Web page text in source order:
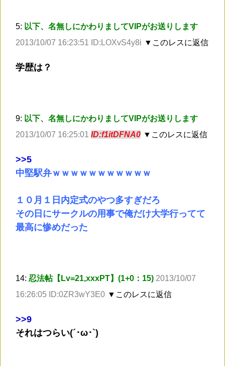
5: 以下、名無しにかわりましてVIPがお送りします
2013/10/07 16:23:51 ID:LOXvS4y8i ▼このレスに返信
学歴は？
9: 以下、名無しにかわりましてVIPがお送りします
2013/10/07 16:25:01 ID:f1itDFNA0 ▼このレスに返信
>>5
中堅駅弁ｗｗｗｗｗｗｗｗｗｗｗ
１０月１日内定式のやつ多すぎだろ
その日にサークルの用事で俺だけ大学行ってて
最高に惨めだった
14: 忍法帖【Lv=21,xxxPT】(1+0：15) 2013/10/07
16:26:05 ID:0ZR3wY3E0 ▼このレスに返信
>>9
それはつらい(´･ω･`)